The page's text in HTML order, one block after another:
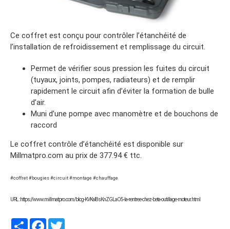
Ce coffret est conçu pour contrôler l’étanchéité de
l’installation de refroidissement et remplissage du circuit.
Permet de vérifier sous pression les fuites du circuit
(tuyaux, joints, pompes, radiateurs) et de remplir
rapidement le circuit afin d’éviter la formation de bulle
d’air.
Muni d’une pompe avec manomètre et de bouchons de
raccord
Le coffret contrôle d’étanchéité est disponible sur
Millmatpro.com au prix de 377.94 € ttc.
#coffret #bougies #circuit #montage #chauffage
URL : https://www.millmatpro.com/blog-KVKaI8sKnZGLaO5-la-rentree-chez-beta-outillage-moteur.html
PartagerFacebook